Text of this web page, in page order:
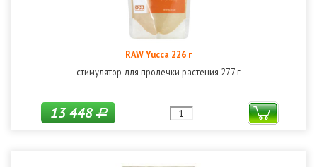
RAW Yucca 226 г
стимулятор для пролечки растения 277 г
13 448Р